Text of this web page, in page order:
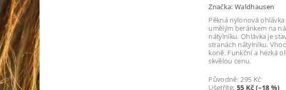
Značka: Waldhausen
Pěkná nylonová
umělým beránkem na
nátylníku. Ohlávka je
stranách nátylníku.
koně. Funkční a hezká
skvělou cenu.
Původně:295 Kč
Ušetříte: 55 Kč (–18 %)